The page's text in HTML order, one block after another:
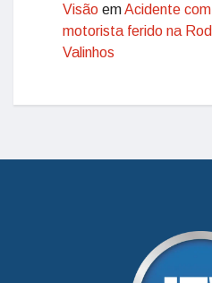
Visão emAcidente
motorista ferido na
Valinhos